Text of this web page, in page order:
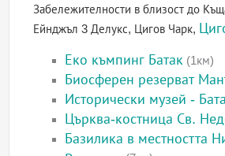
Забележителности в близост до
Ейнджъл 3 Делукс, Цигов Чарк,
Еко къмпинг Батак (1км)
Биосферен резерват
Исторически музей -
Църква-костница Св.
Базилика в местността